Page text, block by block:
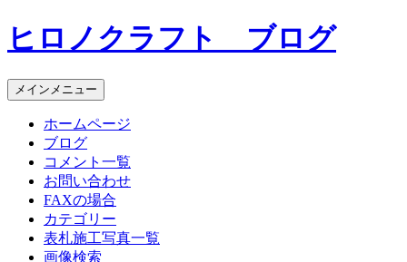
コ
ン
ン
ツ
ヒロノクラフト ブログ
メインメニュー
ホームページ
ブログ
コメント一覧
お問い合わせ
FAXの場合
カテゴリー
表札施工写真一覧
画像検索